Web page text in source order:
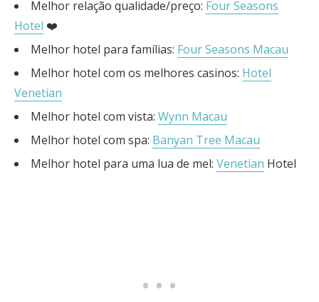
Melhor relação qualidade/preço: Four Seasons
Hotel ❤️
Melhor hotel para famílias: Four Seasons Macau
Melhor hotel com os melhores casinos: Hotel
Venetian
Melhor hotel com vista: Wynn Macau
Melhor hotel com spa: Banyan Tree Macau
Melhor hotel para uma lua de mel: Venetian Hotel